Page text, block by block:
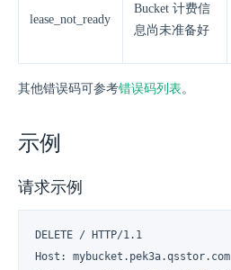
lease_not_ready
Bucket 计费信
息尚未准备好
其他错误码可参考错误码列表 。
示例
请求示例
DELETE / HTTP/1.1
Host: mybucket.pek3a.qsstor.com